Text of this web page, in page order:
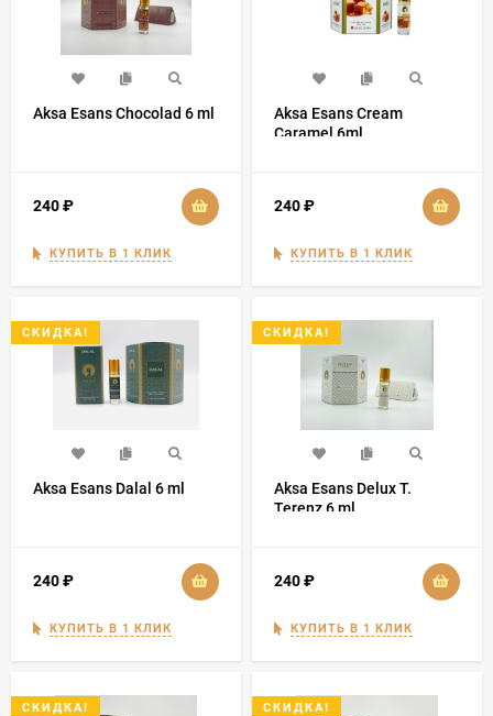
Aksa Esans Chocolad 6 ml
240₽
КУПИТЬ В 1 КЛИК
Aksa Esans Cream
Caramel 6ml
240₽
КУПИТЬ В 1 КЛИК
СКИДКА!
Aksa Esans Dalal 6 ml
240₽
КУПИТЬ В 1 КЛИК
СКИДКА!
Aksa Esans Delux T.
Terenz 6 ml
240₽
КУПИТЬ В 1 КЛИК
СКИДКА! СКИДКА!